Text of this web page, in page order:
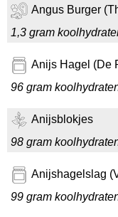
Angus Burger
1,3 gram
Anijs Hagel (De
96 gram
Anijsblokjes
98 gram
Anijshagelslag
99 gram